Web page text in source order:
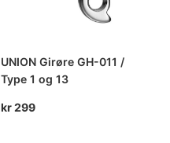
UNION Girøre GH-011 /
Type 1 og 13
kr299